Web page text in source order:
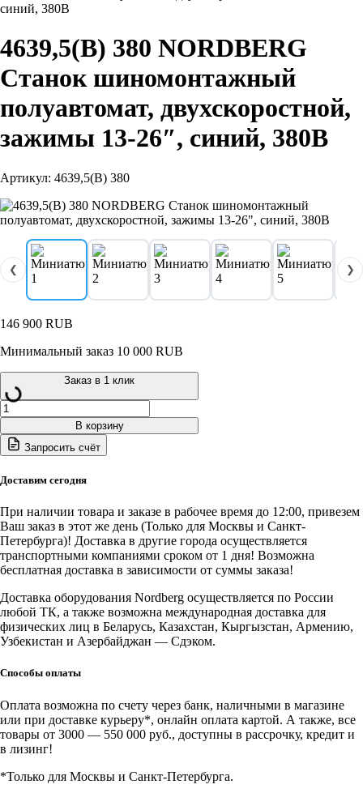
синий, 380В
4639,5(B) 380 NORDBERG
Станок шиномонтажный
полуавтомат, двухскоростной,
зажимы 13-26″, синий, 380В
Артикул: 4639,5(B) 380
❮ ❯
146 900 RUB
Минимальный заказ 10 000 RUB
Заказ в 1 клик
Количество
товара
4639,5(B)
380
Станок
полуавтомат,
двухскоростной,
зажимы
13-
26",
380В
В корзину
Запросить счёт
Доставим сегодня
При наличии товара и заказе в рабочее время до 12:00, привезем
Ваш заказ в этот же день (Только для Москвы и Санкт-
Петербурга)! Доставка в другие города осуществляется
транспортными компаниями сроком от 1 дня! Возможна
бесплатная доставка в зависимости от суммы заказа!
Доставка оборудования Nordberg осуществляется по России
любой ТК, а также возможна международная доставка для
физических лиц в Беларусь, Казахстан, Кыргызстан, Армению,
Узбекистан и Азербайджан — Сдэком.
Способы оплаты
Оплата возможна по счету через банк, наличными в магазине
или при доставке курьеру*, онлайн оплата картой. А также, все
товары от 3000 — 550 000 руб., доступны в рассрочку, кредит и
в лизинг!
*Только для Москвы и Санкт-Петербурга.